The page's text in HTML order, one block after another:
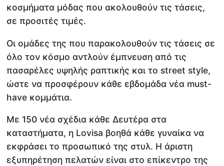
κοσμήματα μόδας που ακολουθούν τις τάσεις,
σε προσιτές τιμές.
Οι ομάδες της που παρακολουθούν τις τάσεις σε
όλο τον κόσμο αντλούν έμπνευση από τις
πασαρέλες υψηλής ραπτικής και το street style,
ώστε να προσφέρουν κάθε εβδομάδα νέα must-
have κομμάτια.
Με 150 νέα σχέδια κάθε Δευτέρα στα
καταστήματα, η Lovisa βοηθά κάθε γυναίκα να
εκφράσει το προσωπικό της στυλ. Η άριστη
εξυπηρέτηση πελατών είναι στο επίκεντρο της